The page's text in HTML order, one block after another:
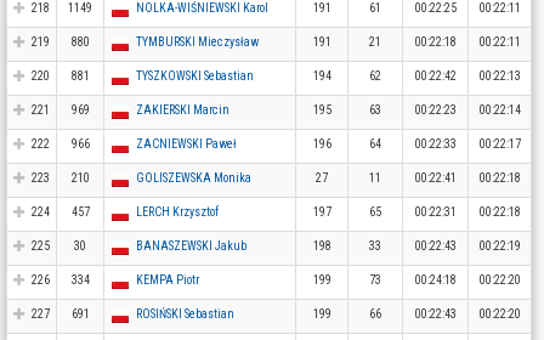
218 1149 NOLKA-WIŚNIEWSKI Karol 191 61 00:22:25 00:22:11
219 880 TYMBURSKI Mieczysław 191 21 00:22:18 00:22:11
220 881 TYSZKOWSKI Sebastian 194 62 00:22:42 00:22:13
221 969 ZAKIERSKI Marcin 195 63 00:22:23 00:22:14
222 966 ZACNIEWSKI Paweł 196 64 00:22:33 00:22:17
223 210 GOLISZEWSKA Monika 27 11 00:22:41 00:22:18
224 457 LERCH Krzysztof 197 65 00:22:31 00:22:18
225 30 BANASZEWSKI Jakub 198 33 00:22:43 00:22:19
226 334 KEMPA Piotr 199 73 00:24:18 00:22:20
227 691 ROSIŃSKI Sebastian 199 66 00:22:43 00:22:20